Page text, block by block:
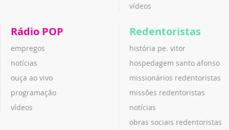
vídeos
Rádio POP
empregos
notícias
ouça ao vivo
programação
vídeos
Redentoristas
história pe. vitor
hospedagem santo afonso
missionários redentoristas
missões redentoristas
notícias
obras sociais redentoristas